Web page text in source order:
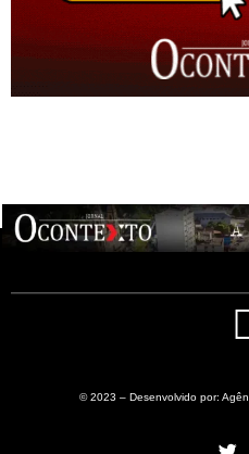
© 2023 – Desenvolvido por: